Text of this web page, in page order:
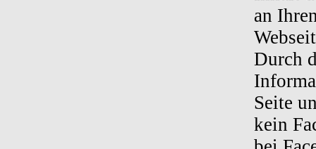
an
Durch
Seite
kein